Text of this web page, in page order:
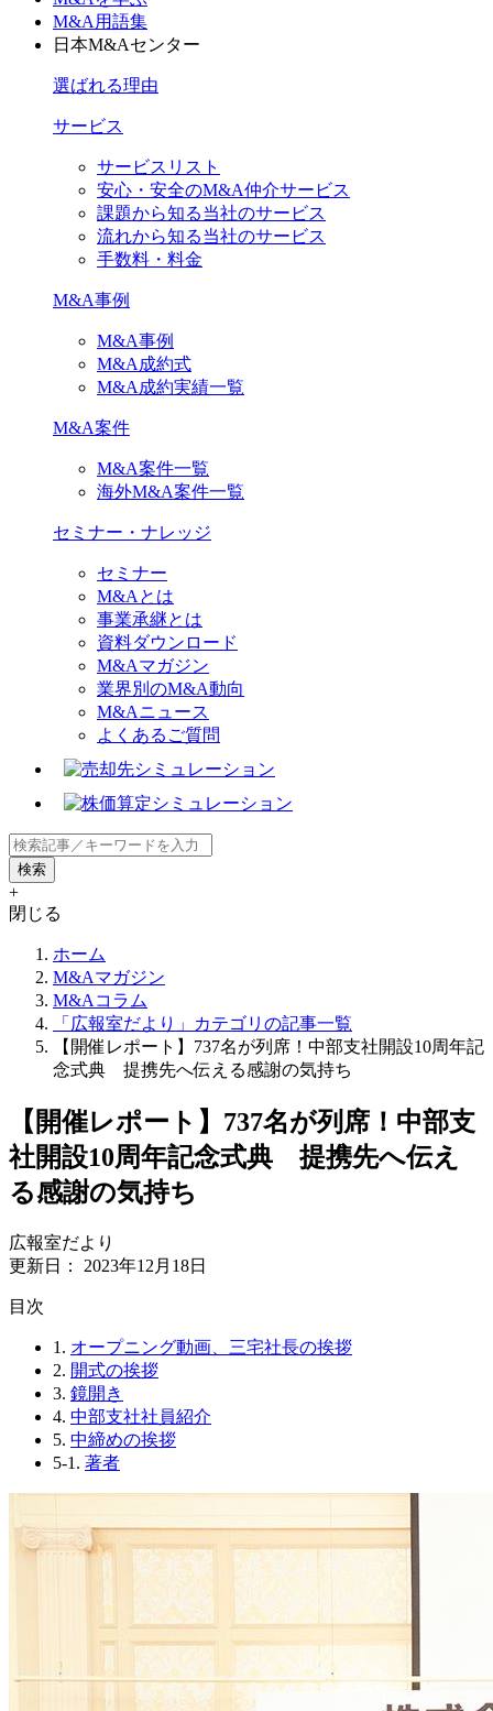
M&A用語集
日本M&Aセンター
選ばれる理由
サービス
サービスリスト
安心・安全のM&A仲介サービス
課題から知る当社のサービス
流れから知る当社のサービス
手数料・料金
M&A事例
M&A事例
M&A成約式
M&A成約実績一覧
M&A案件
M&A案件一覧
海外M&A案件一覧
セミナー・ナレッジ
セミナー
M&Aとは
事業承継とは
資料ダウンロード
M&Aマガジン
業界別のM&A動向
M&Aニュース
よくあるご質問
+
閉じる
ホーム
M&Aマガジン
M&Aコラム
「広報室だより」カテゴリの記事一覧
【開催レポート】737名が列席！中部支社開設10周年記
念式典 提携先へ伝える感謝の気持ち
【開催レポート】737名が列席！中部支
社開設10周年記念式典 提携先へ伝え
る感謝の気持ち
広報室だより
更新日： 2023年12月18日
⽬次
1. オープニング動画、三宅社長の挨拶
2. 開式の挨拶
3. 鏡開き
4. 中部支社社員紹介
5. 中締めの挨拶
5-1. 著者